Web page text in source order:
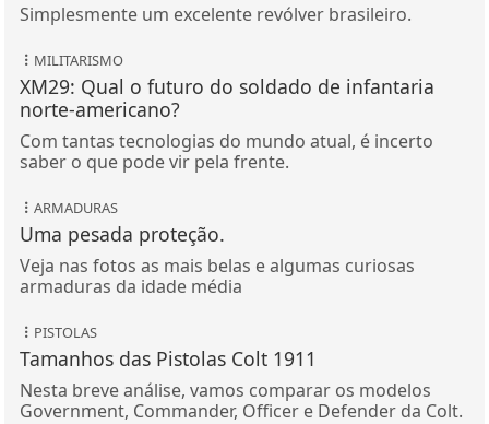
Simplesmente um excelente revólver brasileiro.
MILITARISMO
XM29: Qual o futuro do soldado de infantaria
norte-americano?
Com tantas tecnologias do mundo atual, é incerto
saber o que pode vir pela frente.
ARMADURAS
Uma pesada proteção.
Veja nas fotos as mais belas e algumas curiosas
armaduras da idade média
PISTOLAS
Tamanhos das Pistolas Colt 1911
Nesta breve análise, vamos comparar os modelos
Government, Commander, Officer e Defender da Colt.